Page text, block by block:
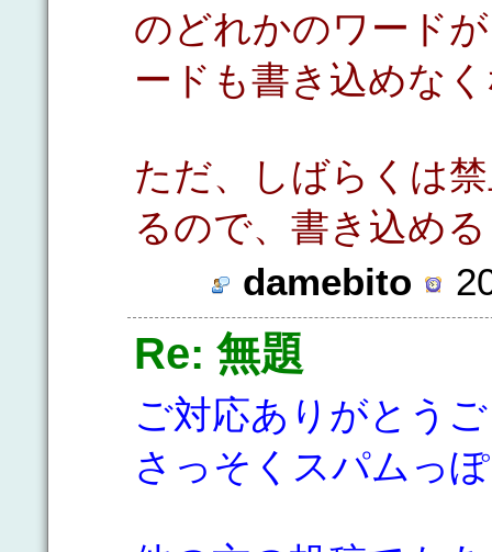
のどれかのワード
ードも書き込めな
ただ、しばらくは
るので、書き込め
damebito
Re: 無題
ご対応ありがとう
さっそくスパムっ